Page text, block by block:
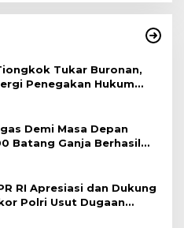
Tukar Buronan,
Penegakan Hukum
Demi Masa Depan
Batang Ganja Berhasil
TNI Habema
RI Apresiasi dan Dukung
Polri Usut Dugaan
Bara